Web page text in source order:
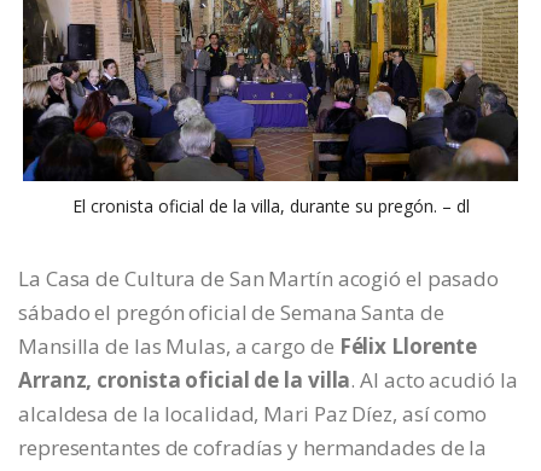
El cronista oficial de la villa, durante su pregón. – dl
La Casa de Cultura de San Martín acogió el pasado
sábado el pregón oficial de Semana Santa de
Mansilla de las Mulas, a cargo de Félix Llorente
Arranz, cronista oficial de la villa. Al acto acudió la
alcaldesa de la localidad, Mari Paz Díez, así como
representantes de cofradías y hermandades de la